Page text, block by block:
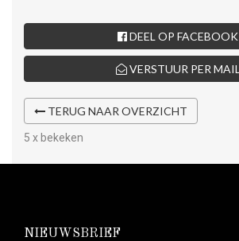
DEEL OP FACEBOOK
VERSTUUR PER MAIL
TERUG NAAR OVERZICHT
5 x bekeken
NIEUWSBRIEF